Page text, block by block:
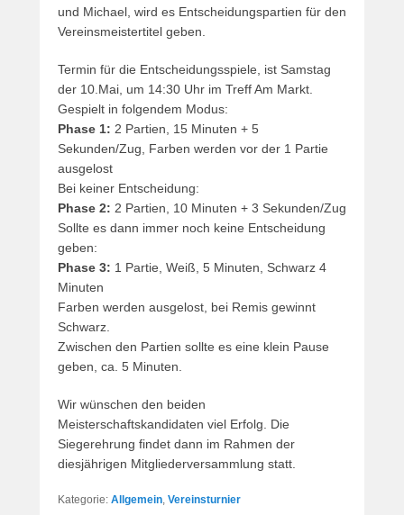
und Michael, wird es Entscheidungspartien für den
Vereinsmeistertitel geben.
Termin für die Entscheidungsspiele, ist Samstag
der 10.Mai, um 14:30 Uhr im Treff Am Markt.
Gespielt in folgendem Modus:
Phase 1: 2 Partien, 15 Minuten + 5
Sekunden/Zug, Farben werden vor der 1 Partie
ausgelost
Bei keiner Entscheidung:
Phase 2: 2 Partien, 10 Minuten + 3 Sekunden/Zug
Sollte es dann immer noch keine Entscheidung
geben:
Phase 3: 1 Partie, Weiß, 5 Minuten, Schwarz 4
Minuten
Farben werden ausgelost, bei Remis gewinnt
Schwarz.
Zwischen den Partien sollte es eine klein Pause
geben, ca. 5 Minuten.
Wir wünschen den beiden
Meisterschaftskandidaten viel Erfolg. Die
Siegerehrung findet dann im Rahmen der
diesjährigen Mitgliederversammlung statt.
Kategorie: Allgemein, Vereinsturnier